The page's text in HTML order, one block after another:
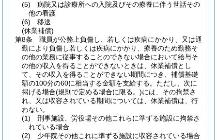
(5)
病院又は診療所への入院及びその療養に伴う世話その
他の看護
(6)
移送
(休業補償)
第8条
職員が公務上負傷し、若しくは疾病にかかり、又は通
勤により負傷し若しくは疾病にかかり、療養のため勤務そ
の他の業務に従事することのできない場合において給与そ
の他の収入を得ることができないときは、休業補償とし
て、その収入を得ることができない期間につき、補償基礎
額の100分の60に相当する金額を支給する。 ただし、次に
掲げる場合(規則で定める場合に限る。)には、その拘禁さ
れ、又は収容されている期間については、休業補償は、行
わない。
(1)
刑事施設、労役場その他これらに準ずる施設に拘禁さ
れている場合
(2)
少年院その他これに準ずる施設に収容されている場合